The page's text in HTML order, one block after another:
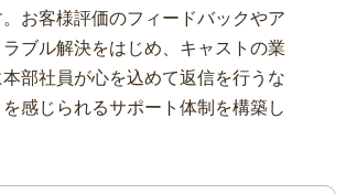
お客様評価のフィードバックやア
ラブル解決をはじめ、キャストの業
部社員が心を込めて返信を行うな
感じられるサポート体制を構築し